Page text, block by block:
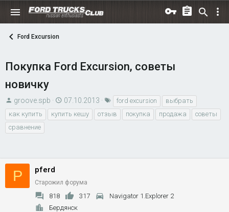
Ford Excursion
Покупка Ford Excursion, советы
новичку
А
в
т
о
м
ы
groove.spb
Д
а
т
а
а
07.10.2013
Т
е
г
ford excursion
выбрать
как купить
купить кешу отзыв покупка продажа
советы
сравнение
P pferd
Старожил форума
818 317
Navigator 1.Explorer 2
Бердянск